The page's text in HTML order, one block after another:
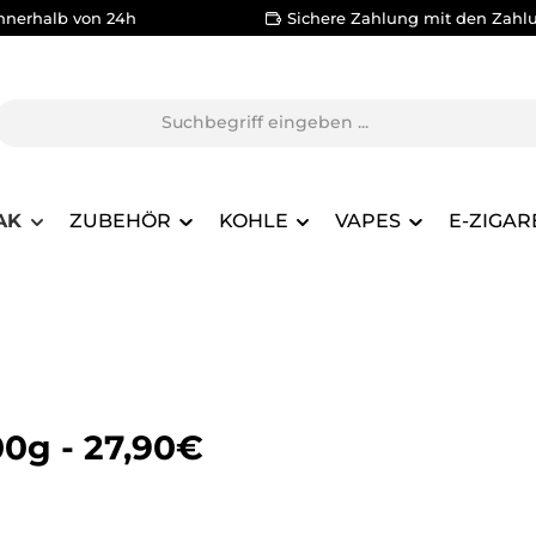
von 24h Sichere Zahlung mit den
ZUBEHÖR KOHLE VAPES E-
- 27,90€